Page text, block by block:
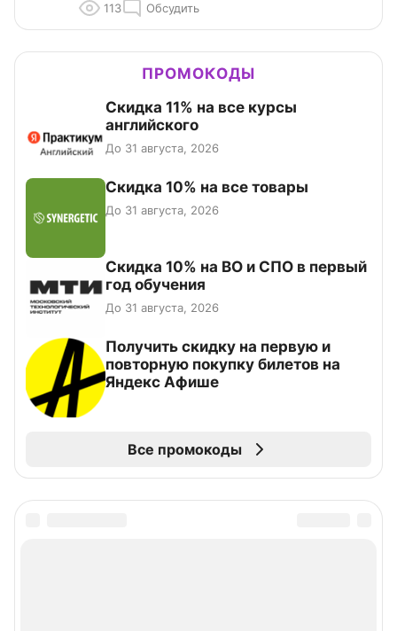
113 Обсудить
ПРОМОКОДЫ
Скидка 11% на все курсы
английского
До 31 августа, 2026
Скидка 10% на все товары
До 31 августа, 2026
Скидка 10% на ВО и СПО в первый
год обучения
До 31 августа, 2026
Получить скидку на первую и
повторную покупку билетов на
Яндекс Афише
Все промокоды